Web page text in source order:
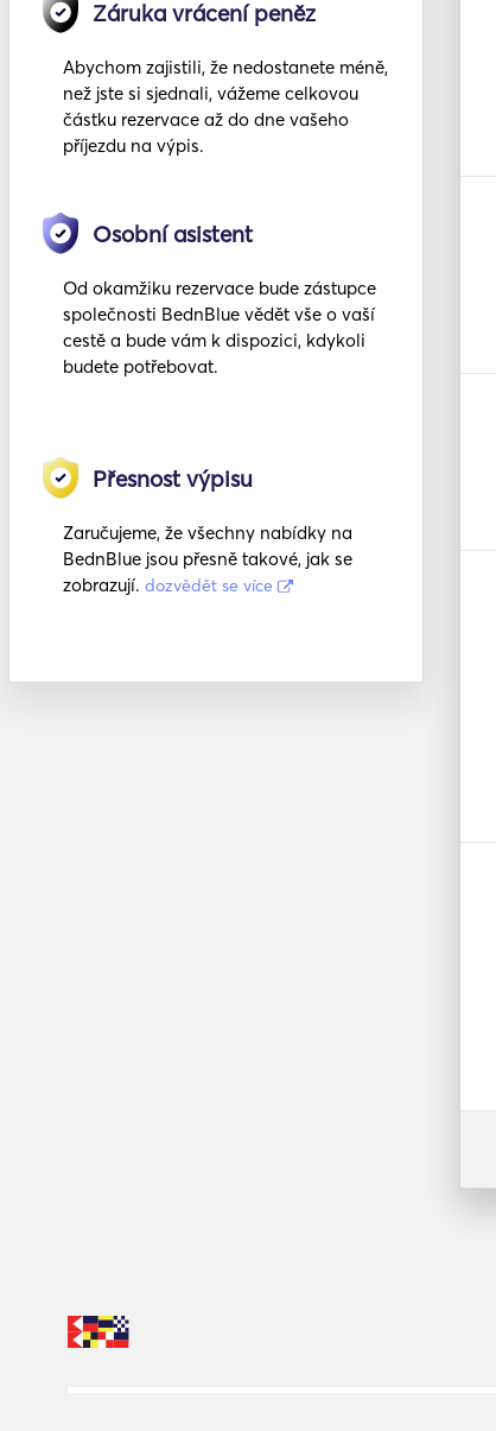
Záruka vrácení peněz
Abychom zajistili, že nedostanete méně,
než jste si sjednali, vážeme celkovou
částku rezervace až do dne vašeho
příjezdu na výpis.
Osobní asistent
Od okamžiku rezervace bude zástupce
společnosti BednBlue vědět vše o vaší
cestě a bude vám k dispozici, kdykoli
budete potřebovat.
Přesnost výpisu
Zaručujeme, že všechny nabídky na
BednBlue jsou přesně takové, jak se
zobrazují. dozvědět se více